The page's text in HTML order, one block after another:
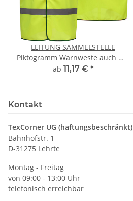
LEITUNG SAMMELSTELLE
Piktogramm Warnweste auch mit
vielen Taschen S-3XL
ab 11,17 € *
Kontakt
TexCorner UG (haftungsbeschränkt)
Bahnhofstr. 1
D-31275 Lehrte
Montag - Freitag
von 09:00 - 13:00 Uhr
telefonisch erreichbar